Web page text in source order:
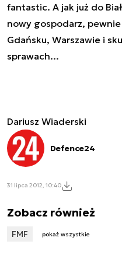
fantastic. A jak już do
nowy gospodarz,
Gdańsku, Warszawie i
sprawach...
Dariusz Wiaderski
Defence24
31 lipca 2012, 10:40
Zobacz również
FMF pokaż wszystkie